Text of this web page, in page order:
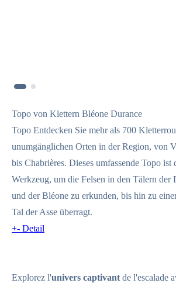
Topo von Klettern Bléone Durance
Topo Entdecken Sie mehr als 700
unumgänglichen Orten in der Region, von
bis Chabrières. Dieses umfassende Topo ist
Werkzeug, um die Felsen in den Tälern der
und der Bléone zu erkunden, bis hin zu
Tal der Asse überragt.
+- Detail
Explorez l'univers captivant de l'escalade